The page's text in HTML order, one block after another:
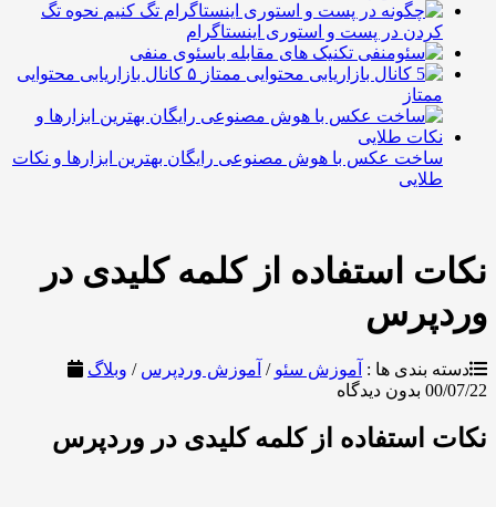
نحوه تگ
در پست و استوری اینستاگرام
تکنیک های مقابله باسئوی منفی
۵ کانال بازاریابی محتوایی
عکس با هوش مصنوعی رایگان بهترین ابزارها و نکات
استفاده از کلمه کلیدی در
بندی ها :آموزش سئو /آموزش وردپرس/ وبلاگ
بدون دیدگاه
استفاده از کلمه کلیدی در وردپرس